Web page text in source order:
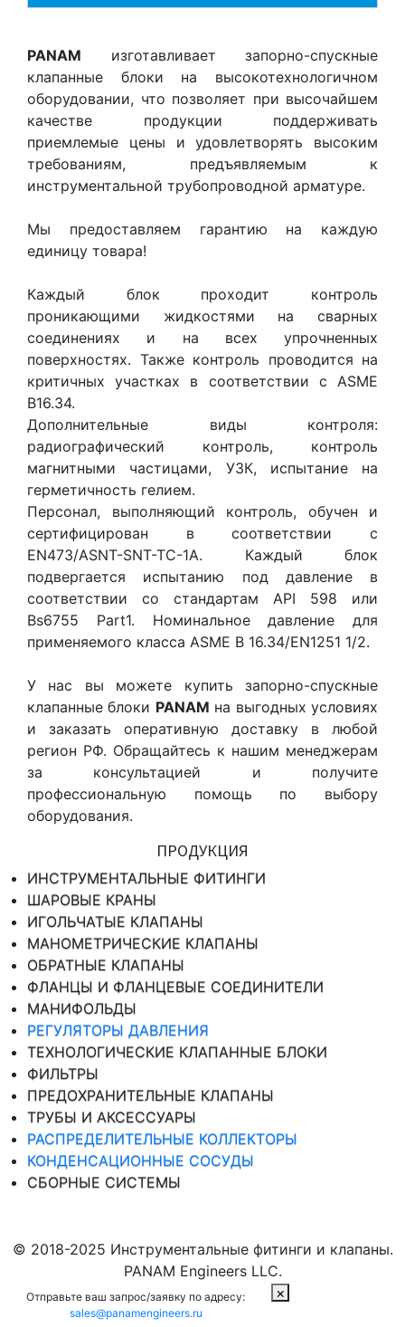
PANAM изготавливает запорно-спускные
клапанные блоки на высокотехнологичном
оборудовании, что позволяет при высочайшем
качестве продукции поддерживать
приемлемые цены и удовлетворять высоким
требованиям, предъявляемым к
инструментальной трубопроводной арматуре.
Мы предоставляем гарантию на каждую
единицу товара!
Каждый блок проходит контроль
проникающими жидкостями на сварных
соединениях и на всех упрочненных
поверхностях. Также контроль проводится на
критичных участках в соответствии с ASME
B16.34.
Дополнительные виды контроля:
радиографический контроль, контроль
магнитными частицами, УЗК, испытание на
герметичность гелием.
Персонал, выполняющий контроль, обучен и
сертифицирован в соответствии с
EN473/ASNT-SNT-TC-1A. Каждый блок
подвергается испытанию под давление в
соответствии со стандартам API 598 или
Bs6755 Part1. Номинальное давление для
применяемого класса ASME B 16.34/EN1251 1/2.
У нас вы можете купить запорно-спускные
клапанные блоки PANAM на выгодных условиях
и заказать оперативную доставку в любой
регион РФ. Обращайтесь к нашим менеджерам
за консультацией и получите
профессиональную помощь по выбору
оборудования.
ПРОДУКЦИЯ
ИНСТРУМЕНТАЛЬНЫЕ ФИТИНГИ
ШАРОВЫЕ КРАНЫ
ИГОЛЬЧАТЫЕ КЛАПАНЫ
МАНОМЕТРИЧЕСКИЕ КЛАПАНЫ
ОБРАТНЫЕ КЛАПАНЫ
ФЛАНЦЫ И ФЛАНЦЕВЫЕ СОЕДИНИТЕЛИ
МАНИФОЛЬДЫ
РЕГУЛЯТОРЫ ДАВЛЕНИЯ
ТЕХНОЛОГИЧЕСКИЕ КЛАПАННЫЕ БЛОКИ
ФИЛЬТРЫ
ПРЕДОХРАНИТЕЛЬНЫЕ КЛАПАНЫ
ТРУБЫ И АКСЕССУАРЫ
РАСПРЕДЕЛИТЕЛЬНЫЕ КОЛЛЕКТОРЫ
КОНДЕНСАЦИОННЫЕ СОСУДЫ
СБОРНЫЕ СИСТЕМЫ
© 2018-2025 Инструментальные фитинги и клапаны.
PANAM Engineers LLC.
Отправьте ваш запрос/заявку по адресу:
sales@panamengineers.ru
×